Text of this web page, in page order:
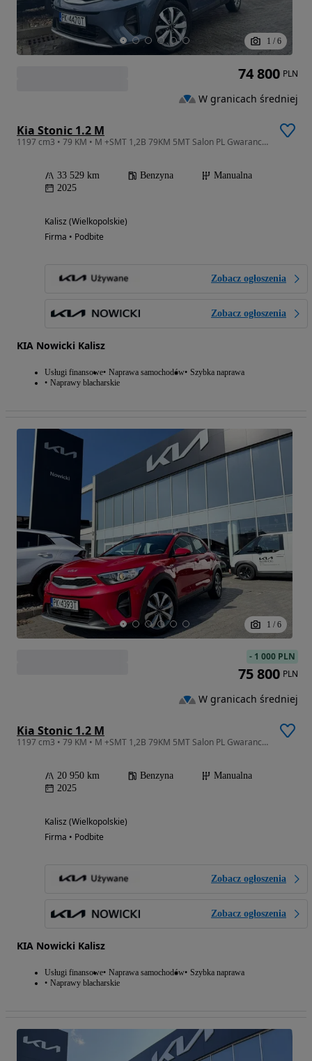
1 / 6
Kia Stonic 1.2 M
1197 cm3 • 79 KM • M +SMT 1,2B 79KM 5MT Salon PL Gwarancja FV23%
33 529 km Benzyna
Manualna
2025
Kalisz (Wielkopolskie)
Firma • Podbite
Zobacz ogłoszenia
Zobacz ogłoszenia
KIA Nowicki Kalisz
Usługi finansowe Naprawa samochodów Szybka naprawa
Naprawy blacharskie
74 800 PLN
W granicach średniej
1 / 6
Kia Stonic 1.2 M
1197 cm3 • 79 KM • M +SMT 1,2B 79KM 5MT Salon PL Gwarancja FV23%
20 950 km Benzyna
Manualna
2025
Kalisz (Wielkopolskie)
Firma • Podbite
Zobacz ogłoszenia
Zobacz ogłoszenia
KIA Nowicki Kalisz
Usługi finansowe Naprawa samochodów Szybka naprawa
Naprawy blacharskie
- 1 000 PLN
75 800 PLN
W granicach średniej